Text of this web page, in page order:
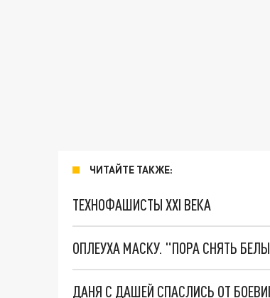
ЧИТАЙТЕ ТАКЖЕ:
ТЕХНОФАШИСТЫ XXI ВЕКА
ОПЛЕУХА МАСКУ. "ПОРА СНЯТЬ
ДАНЯ С ДАШЕЙ СПАСЛИСЬ ОТ